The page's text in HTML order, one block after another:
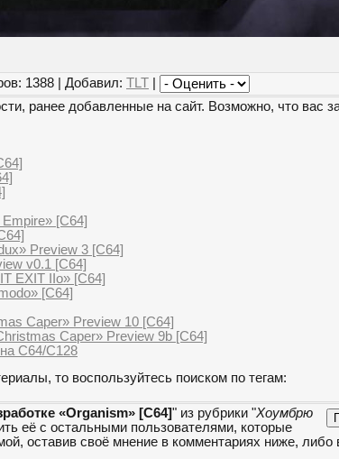
1388 | Добавил: TLT
ранее добавленные на сайт. Возможно, что вас
[C64]
Preview 3 [C64]
v0.1 [C64]
EXIT IIo» [C64]
[C64]
Caper» Preview 10 [C64]
Caper» Preview 9b [C64]
C64/C128
то воспользуйтесь поиском по тегам:
«Organism» [C64]" из рубрики "Хоумбрю
её с остальными пользователями, которые
оставив своё мнение в комментариях ниже, либо